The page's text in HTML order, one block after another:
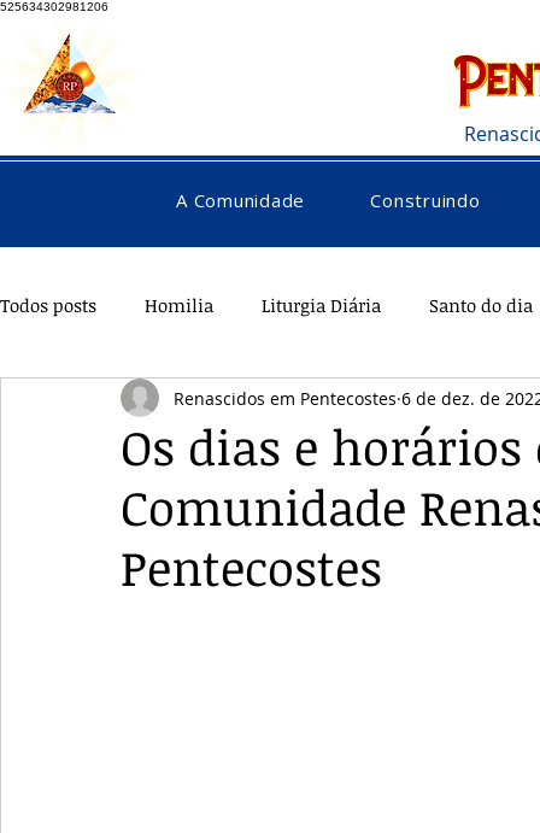
525634302981206
A Comunidade Construindo
Todos posts Homilia Liturgia Diária Santo do dia
Pentecostes Galeria Orações Saúde
Os dias e
Comunidade
Pentecostes
Renascidos em Pentecostes 6 de dez. de